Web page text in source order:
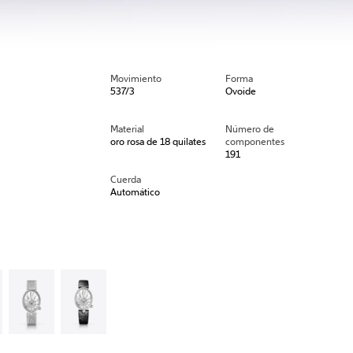
Movimiento
537/3
Forma
Ovoide
Material
oro rosa de 18 quilates
Número de
componentes
191
Cuerda
Automático